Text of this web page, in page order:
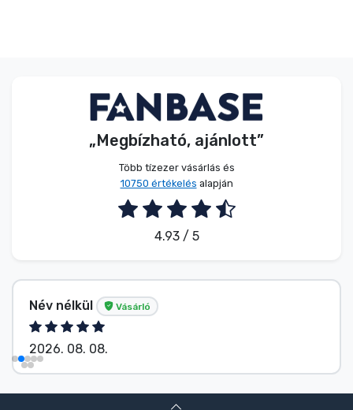
„Megbízható, ajánlott”
Több tízezer vásárlás és
10750 értékelés alapján
4.93 / 5
Név nélkül Vásárló
2026. 08. 08.